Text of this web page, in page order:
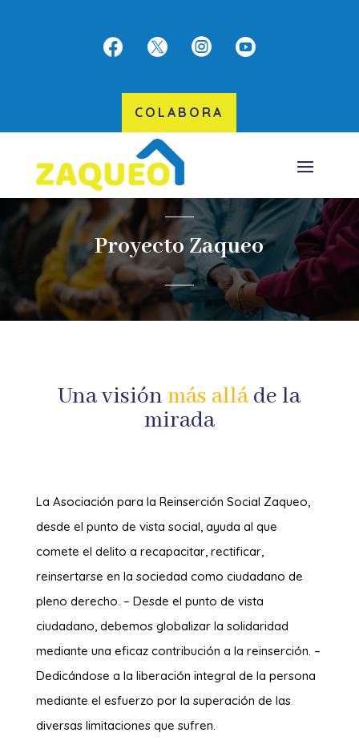
   
COLABORA
Proyecto Zaqueo
Una visiónmás alláde la
mirada
La Asociación para la Reinserción Social Zaqueo,
desde el punto de vista social, ayuda al que
comete el delito a recapacitar, rectificar,
reinsertarse en la sociedad como ciudadano de
pleno derecho. – Desde el punto de vista
ciudadano, debemos globalizar la solidaridad
mediante una eficaz contribución a la reinserción. –
Dedicándose a la liberación integral de la persona
mediante el esfuerzo por la superación de las
diversas limitaciones que sufren.